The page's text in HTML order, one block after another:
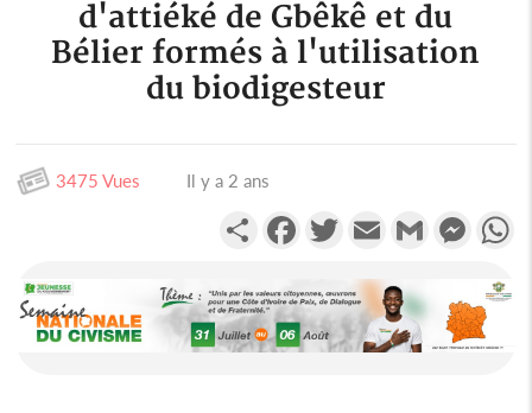
d'attiéké de Gbêkê et du
Bélier formés à l'utilisation
du biodigesteur
3475 Vues Il y a 2 ans
PartagerFacebookTwitterEmail Gmail